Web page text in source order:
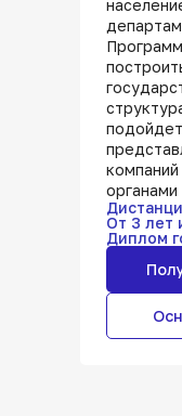
органами
От 3 лет
Диплом